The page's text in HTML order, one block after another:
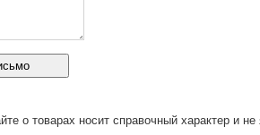
о товарах носит справочный характер и